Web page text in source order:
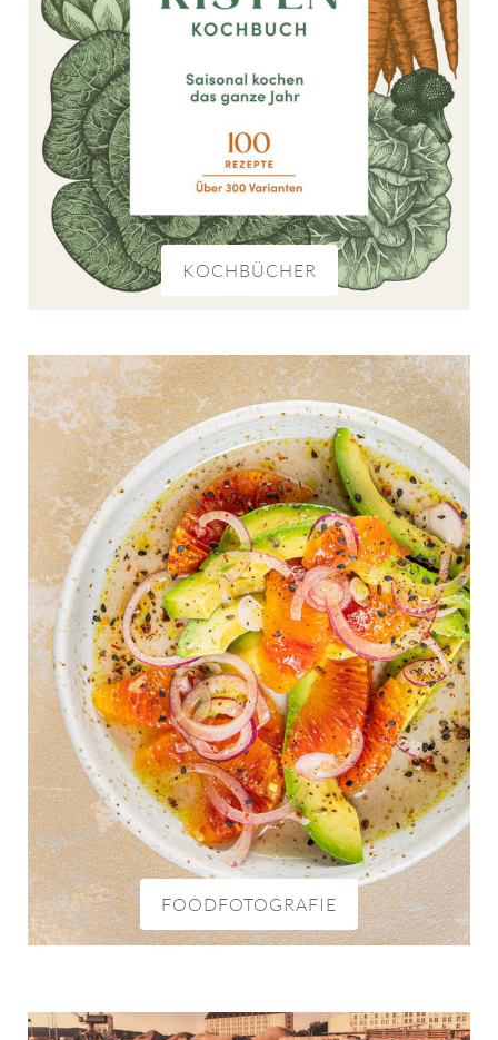
KOCHBÜCHER
FOODFOTOGRAFIE